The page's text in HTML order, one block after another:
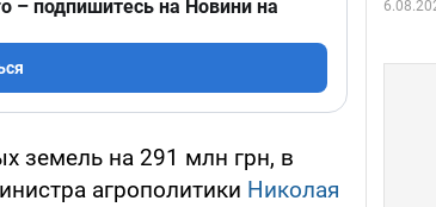
– подпишитесь на Новини на
земель на 291 млн грн, в
агрополитики Николая